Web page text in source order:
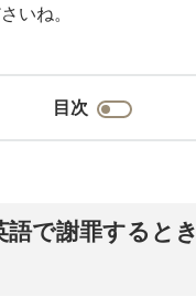
いね。
目次
語で謝罪すると